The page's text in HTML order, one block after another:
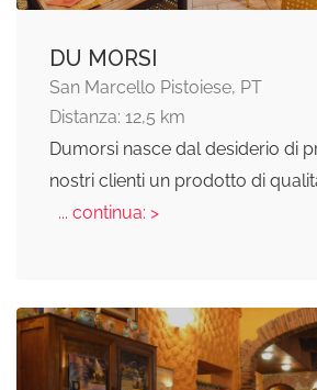
DU MORSI
San Marcello Pistoiese, PT
Distanza: 12,5 km
Dumorsi nasce dal desiderio di
nostri clienti un prodotto di
... continua: >